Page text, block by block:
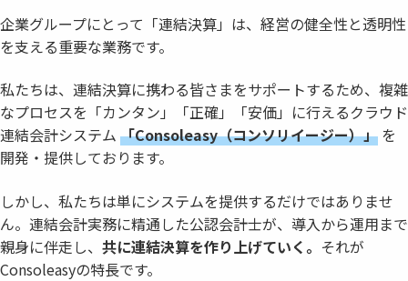
企業グループにとって「連結決算」は、経営の健全性と透明性
を支える重要な業務です。
私たちは、連結決算に携わる皆さまをサポートするため、複雑
なプロセスを「カンタン」「正確」「安価」に行えるクラウド
連結会計システム 「Consoleasy（コンソリイージー）」 を
開発・提供しております。
しかし、私たちは単にシステムを提供するだけではありませ
ん。連結会計実務に精通した公認会計士が、導入から運用まで
親身に伴走し、 共に連結決算を作り上げていく。 それが
Consoleasyの特長です。